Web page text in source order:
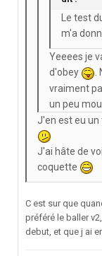
Le test
m'a
Yeeees je
d'obey
.
vraiment
un peu mou..
J'en est eu un
J'ai hâte de
coquette
C est sur que
préféré le baller
debut, et que j ai